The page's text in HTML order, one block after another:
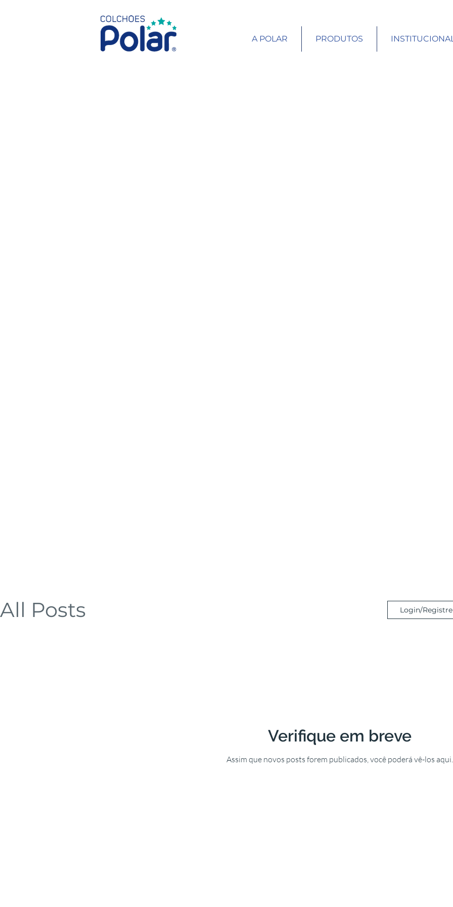
A POLAR PRODUTOS
All Posts Login/
Verifique em breve
Assim que novos posts forem publicados, você poderá vê-los aqui.